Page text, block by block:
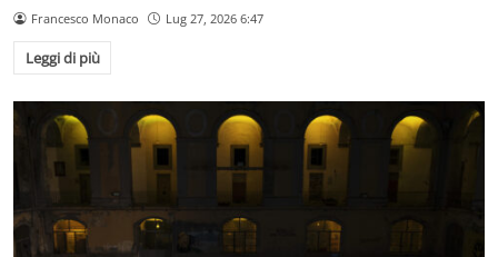
Francesco Monaco Lug 27, 2026 6:47
Leggi di più